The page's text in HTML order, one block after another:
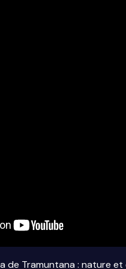
de Tramuntana : nature